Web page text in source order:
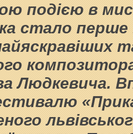
подією в
стало
Людкевича.